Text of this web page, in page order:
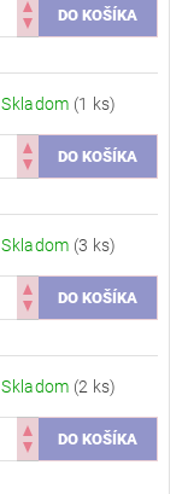
Skladom (1 ks)
Skladom (3 ks)
Skladom (2 ks)